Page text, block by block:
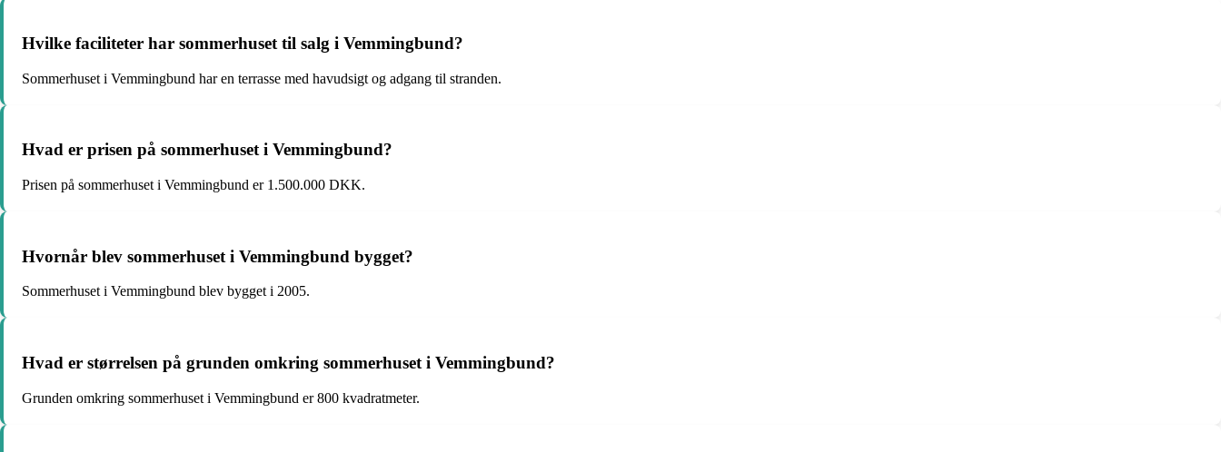
Hvilke faciliteter har sommerhuset til salg i Vemmingbund?
Sommerhuset i Vemmingbund har en terrasse med havudsigt og adgang til stranden.
Hvad er prisen på sommerhuset i Vemmingbund?
Prisen på sommerhuset i Vemmingbund er 1.500.000 DKK.
Hvornår blev sommerhuset i Vemmingbund bygget?
Sommerhuset i Vemmingbund blev bygget i 2005.
Hvad er størrelsen på grunden omkring sommerhuset i Vemmingbund?
Grunden omkring sommerhuset i Vemmingbund er 800 kvadratmeter.